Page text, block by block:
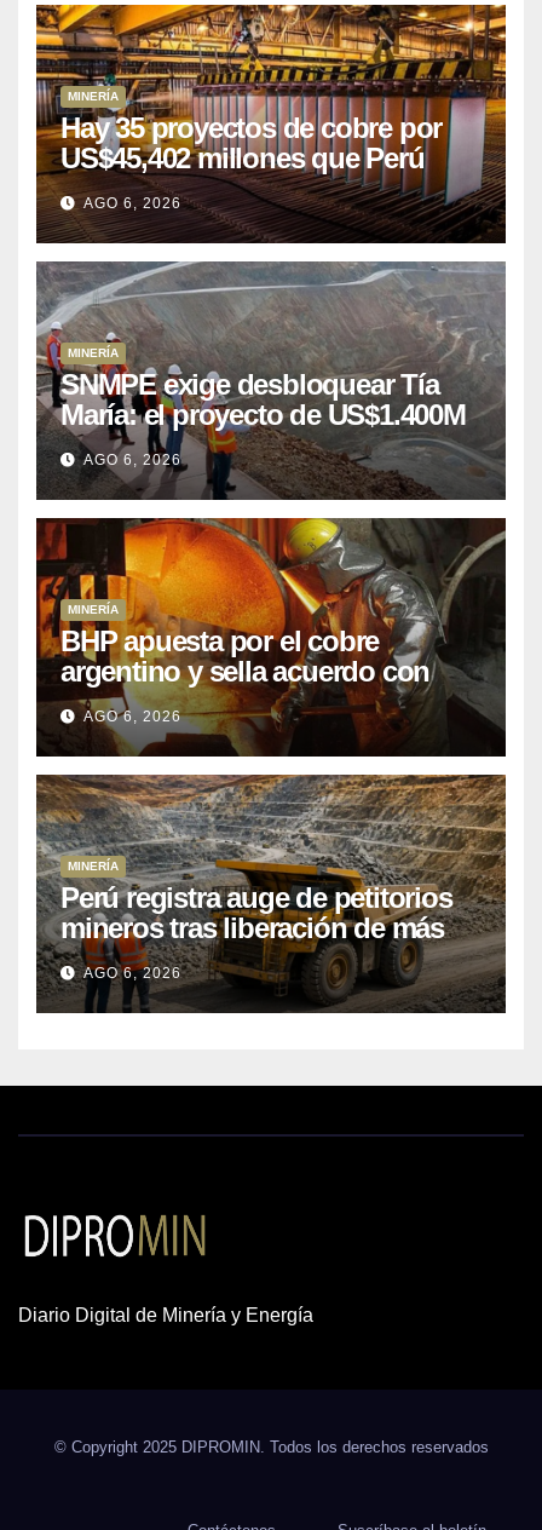
MINERÍA
Hay 35 proyectos de cobre por
US$45,402 millones que Perú
puede aprovechar
AGO 6, 2026
MINERÍA
SNMPE exige desbloquear Tía
María: el proyecto de US$1.400M
que Perú lleva 15 años
posponiendo
AGO 6, 2026
MINERÍA
BHP apuesta por el cobre
argentino y sella acuerdo con
Kobrea para siete proyecto
AGO 6, 2026
MINERÍA
Perú registra auge de petitorios
mineros tras liberación de más
de mil concesiones para explorar
cobre y oro
AGO 6, 2026
Diario Digital de Minería y Energía
© Copyright 2025 DIPROMIN. Todos los derechos reservados